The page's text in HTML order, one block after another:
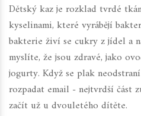
Dětský kaz je rozklad tvrdé
kyselinami, které vyrábějí
bakterie živí se cukry z jídel a
myslíte, že jsou zdravé, jako
jogurty. Když se plak
rozpadat email - nejtvrdší část
začít už u dvouletého dítěte.